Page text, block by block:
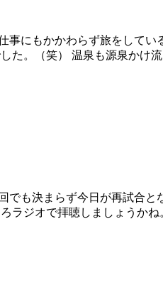
にもかかわらず旅をしてい
た。（笑） 温泉も源泉かけ
も決まらず今日が再試合と
ラジオで拝聴しましょうか